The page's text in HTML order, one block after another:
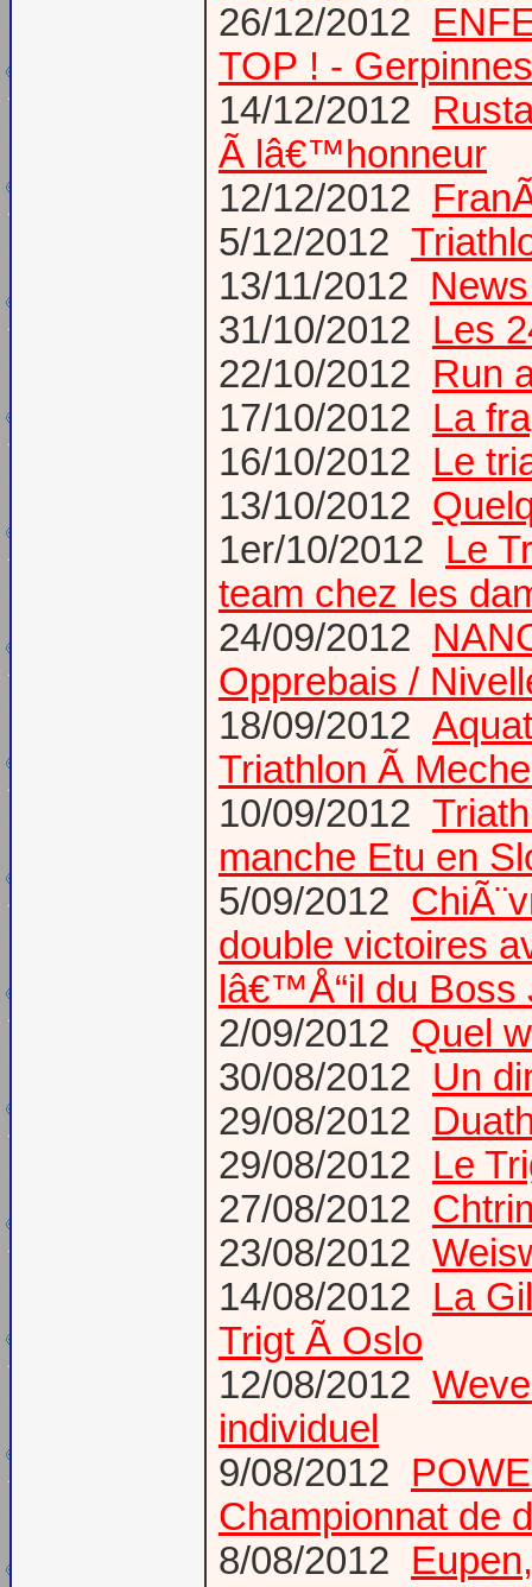
26/12/2012
TOP ! - Gerpinnes
14/12/2012
Ã lâ€™honneur
12/12/2012
5/12/2012
13/11/2012
31/10/2012 Les
22/10/2012 Run
17/10/2012 La
16/10/2012 Le
13/10/2012
1er/10/2012 Le
team chez les
24/09/2012
Opprebais /
18/09/2012
Triathlon Ã
10/09/2012
manche Etu en
5/09/2012
double victoires
lâ€™Å“il du
2/09/2012 Quel
30/08/2012 Un
29/08/2012
29/08/2012 Le
27/08/2012
23/08/2012
14/08/2012 La
Trigt Ã Oslo
12/08/2012
individuel
9/08/2012
Championnat de
8/08/2012